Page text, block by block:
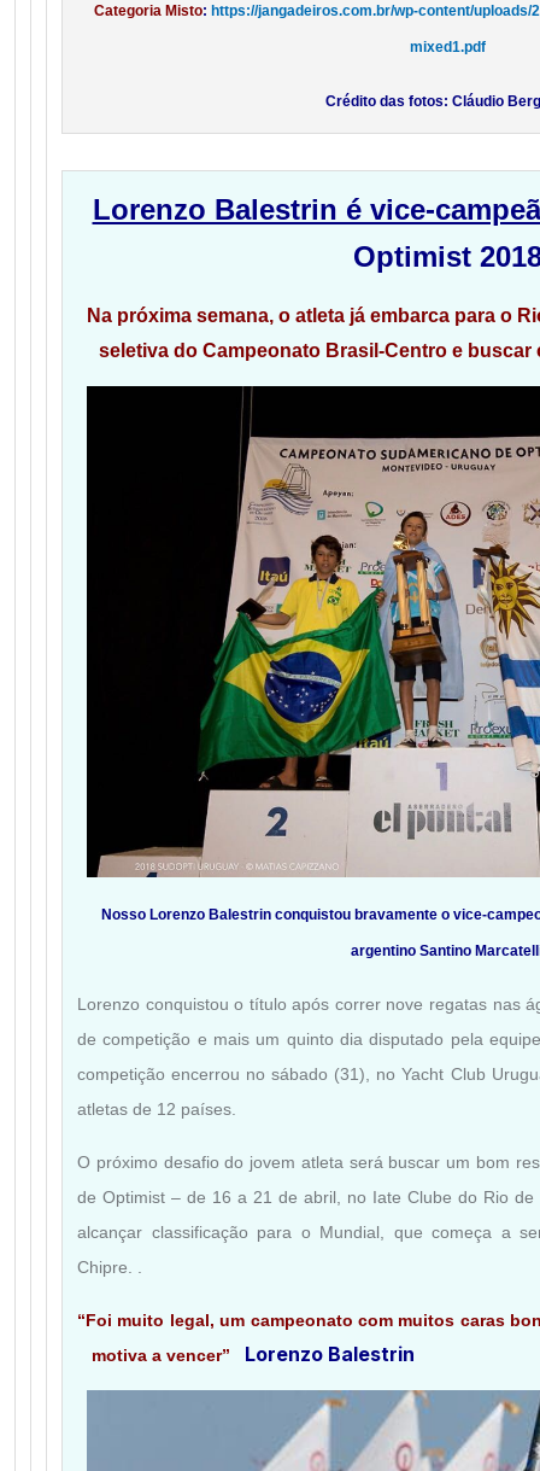
Categoria Misto: https://jangadeiros.com.br/wp-content/
mixed1.pdf
Crédito das fotos: Cláudio
Lorenzo Balestrin é vice-
Optimist
Na próxima semana, o atleta já embarca para o
seletiva do Campeonato Brasil-Centro e
Nosso Lorenzo Balestrin conquistou bravamente o vice-
argentino Santino
Lorenzo conquistou o título após correr nove regatas nas
de competição e mais um quinto dia disputado pela
competição encerrou no sábado (31), no Yacht Club
atletas de 12 países.
O próximo desafio do jovem atleta será buscar um bom
de Optimist – de 16 a 21 de abril, no Iate Clube do Rio
alcançar classificação para o Mundial, que começa a
Chipre. .
“Foi muito legal, um campeonato com muitos caras
motiva a vencer” Lorenzo Balestrin